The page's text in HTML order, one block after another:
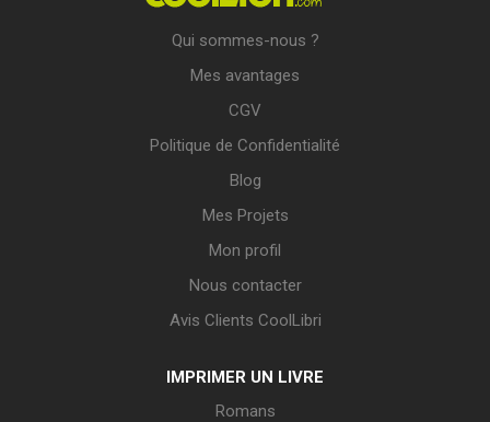
Qui sommes-nous ?
Mes avantages
CGV
Politique de Confidentialité
Blog
Mes Projets
Mon profil
Nous contacter
Avis Clients CoolLibri
IMPRIMER UN LIVRE
Romans